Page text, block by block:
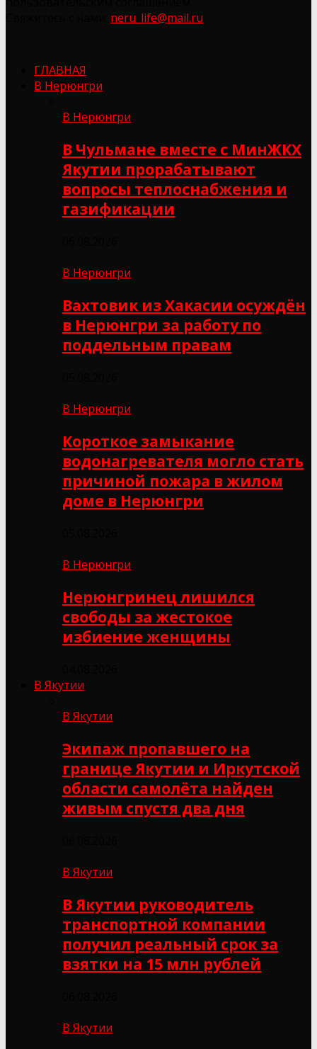
neru_life@mail.ru
ГЛАВНАЯ
В Нерюнгри
В Нерюнгри
В Чульмане вместе с МинЖКХ
Якутии прорабатывают
вопросы теплоснабжения и
газификации
В Нерюнгри
Вахтовик из Хакасии осуждён
в Нерюнгри за работу по
поддельным правам
В Нерюнгри
Короткое замыкание
водонагревателя могло стать
причиной пожара в жилом
доме в Нерюнгри
В Нерюнгри
Нерюнгринец лишился
свободы за жестокое
избиение женщины
В Якутии
В Якутии
Экипаж пропавшего на
границе Якутии и Иркутской
области самолёта найден
живым спустя два дня
В Якутии
В Якутии руководитель
транспортной компании
получил реальный срок за
взятки на 15 млн рублей
В Якутии